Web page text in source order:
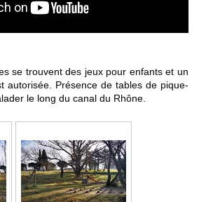
se trouvent des jeux pour enfants et un
autorisée. Présence de tables de pique-
le long du canal du Rhône.